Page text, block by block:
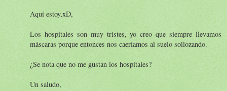
Aquí estoy,xD,
Los hospitales son muy tristes, yo creo que siempre llevamos
máscaras porque entonces nos caeríamos al suelo sollozando.
¿Se nota que no me gustan los hospitales?
Un saludo,